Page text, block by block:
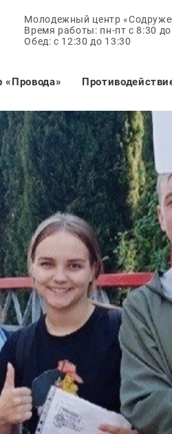
Молодежный центр
Время работы: пн-пт с 8:30
Обед: с 12:30 до 13:30
«Провода»